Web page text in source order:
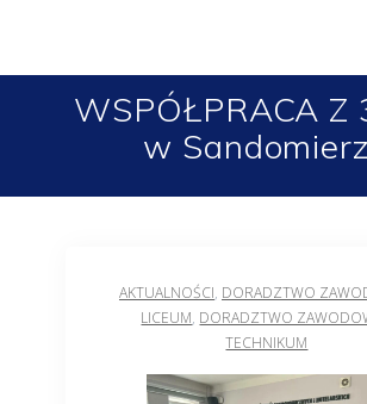
WSPÓŁPRACA Z
w
AKTUALNOŚCI, DORADZTWO
LICEUM, DORADZTWO
TECHNIKUM